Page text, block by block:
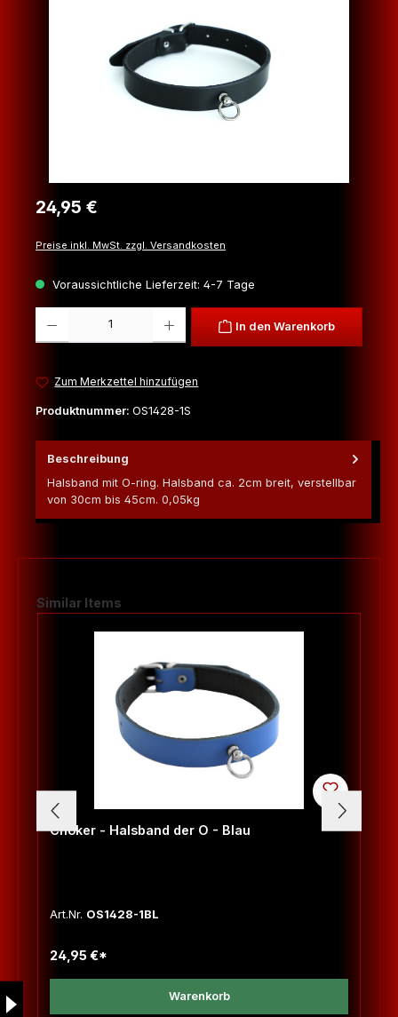
Regulärer Preis:
24,95 €
Preise inkl. MwSt. zzgl. Versandkosten
Voraussichtliche Lieferzeit: 4-7 Tage
In den Warenkorb
Zum Merkzettel hinzufügen
Produktnummer: OS1428-1S
Beschreibung
Halsband mit O-ring. Halsband ca. 2cm breit, verstellbar
von 30cm bis 45cm. 0,05kg
Produktgalerie überspringen
Similar Items
Choker - Halsband der O - Blau
Art.Nr. OS1428-1BL
24,95 €*
Warenkorb